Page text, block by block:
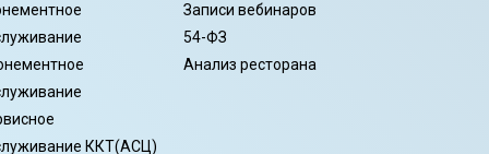
ККТ(АСЦ)
Записи вебинаров
54-ФЗ
Анализ ресторана